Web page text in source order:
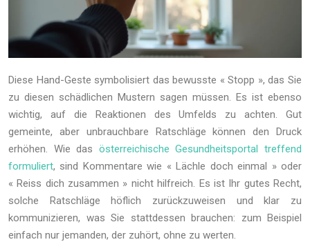
Diese Hand-Geste symbolisiert das bewusste « Stopp », das Sie
zu diesen schädlichen Mustern sagen müssen. Es ist ebenso
wichtig, auf die Reaktionen des Umfelds zu achten. Gut
gemeinte, aber unbrauchbare Ratschläge können den Druck
erhöhen. Wie das österreichische Gesundheitsportal treffend
formuliert, sind Kommentare wie « Lächle doch einmal » oder
« Reiss dich zusammen » nicht hilfreich. Es ist Ihr gutes Recht,
solche Ratschläge höflich zurückzuweisen und klar zu
kommunizieren, was Sie stattdessen brauchen: zum Beispiel
einfach nur jemanden, der zuhört, ohne zu werten.